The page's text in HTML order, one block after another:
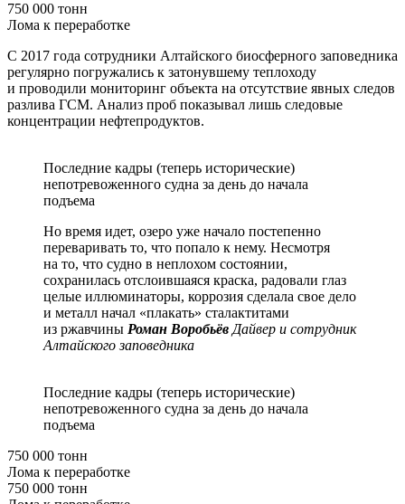
750 000 тонн
Лома к переработке
С 2017 года сотрудники Алтайского биосферного заповедника
регулярно погружались к затонувшему теплоходу
и проводили мониторинг объекта на отсутствие явных следов
разлива ГСМ. Анализ проб показывал лишь следовые
концентрации нефтепродуктов.
Последние кадры (теперь исторические)
непотревоженного судна за день до начала
подъема
Но время идет, озеро уже начало постепенно
переваривать то, что попало к нему. Несмотря
на то, что судно в неплохом состоянии,
сохранилась отслоившаяся краска, радовали глаз
целые иллюминаторы, коррозия сделала свое дело
и металл начал «плакать» сталактитами
из ржавчины Роман Воробьёв Дайвер и сотрудник
Алтайского заповедника
Последние кадры (теперь исторические)
непотревоженного судна за день до начала
подъема
750 000 тонн
Лома к переработке
750 000 тонн